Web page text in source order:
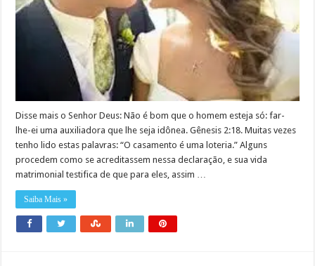
Disse mais o Senhor Deus: Não é bom que o homem esteja só: far-
lhe-ei uma auxiliadora que lhe seja idônea. Gênesis 2:18. Muitas vezes
tenho lido estas palavras: “O casamento é uma loteria.” Alguns
procedem como se acreditassem nessa declaração, e sua vida
matrimonial testifica de que para eles, assim …
Saiba Mais »